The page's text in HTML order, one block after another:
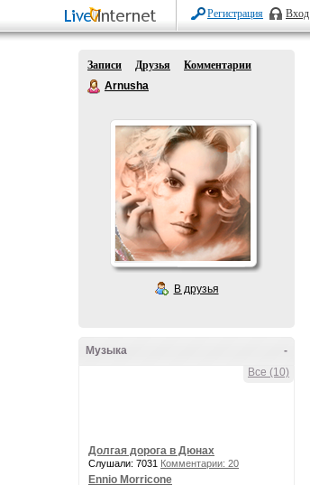
Регистрация Вход
Записи Друзья
Комментарии
Arnusha
В друзья
-
Музыка
Все (10)
Долгая дорога в Дюнах
Слушали: 7031 Комментарии: 20
Ennio Morricone